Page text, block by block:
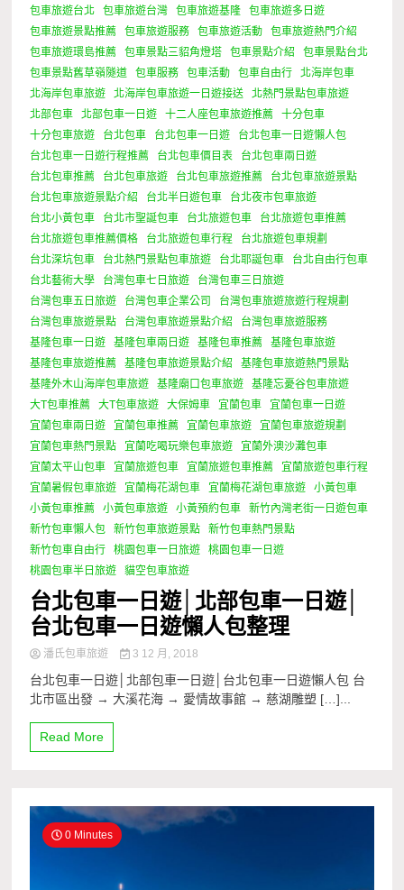
包車旅遊台北
包車旅遊台灣 包車旅遊基隆
包車旅遊多日遊
包車旅遊景點推薦
包車旅遊服務 包車旅遊活動
包車旅遊熱門介紹
包車旅遊環島推薦
包車景點三貂角燈塔 包車景點介紹
包車景點台北
包車景點舊草嶺隧道
包車服務 包車活動 包車自由行
北海岸包車
北海岸包車旅遊
北海岸包車旅遊一日遊接送
北熱門景點包車旅遊
北部包車
北部包車一日遊 十二人座包車旅遊推薦
十分包車
十分包車旅遊
台北包車 台北包車一日遊
台北包車一日遊懶人包
台北包車一日遊行程推薦
台北包車價目表
台北包車兩日遊
台北包車推薦
台北包車旅遊 台北包車旅遊推薦
台北包車旅遊景點
台北包車旅遊景點介紹
台北半日遊包車
台北夜市包車旅遊
台北小黃包車
台北市聖誕包車 台北旅遊包車
台北旅遊包車推薦
台北旅遊包車推薦價格
台北旅遊包車行程
台北旅遊包車規劃
台北深坑包車
台北熱門景點包車旅遊 台北耶誕包車
台北自由行包車
台北藝術大學
台灣包車七日旅遊
台灣包車三日旅遊
台灣包車五日旅遊
台灣包車企業公司
台灣包車旅遊旅遊行程規劃
台灣包車旅遊景點
台灣包車旅遊景點介紹
台灣包車旅遊服務
基隆包車一日遊
基隆包車兩日遊 基隆包車推薦
基隆包車旅遊
基隆包車旅遊推薦
基隆包車旅遊景點介紹
基隆包車旅遊熱門景點
基隆外木山海岸包車旅遊
基隆廟口包車旅遊
基隆忘憂谷包車旅遊
大T包車推薦
大T包車旅遊 大保姆車 宜蘭包車
宜蘭包車一日遊
宜蘭包車兩日遊
宜蘭包車推薦 宜蘭包車旅遊
宜蘭包車旅遊規劃
宜蘭包車熱門景點
宜蘭吃喝玩樂包車旅遊
宜蘭外澳沙灘包車
宜蘭太平山包車
宜蘭旅遊包車 宜蘭旅遊包車推薦
宜蘭旅遊包車行程
宜蘭暑假包車旅遊
宜蘭梅花湖包車 宜蘭梅花湖包車旅遊
小黃包車
小黃包車推薦
小黃包車旅遊 小黃預約包車
新竹內灣老街一日遊包車
新竹包車懶人包
新竹包車旅遊景點
新竹包車熱門景點
新竹包車自由行
桃園包車一日旅遊
桃園包車一日遊
桃園包車半日旅遊
貓空包車旅遊
台北包車一日遊│北部包車一日遊│
台北包車一日遊懶人包整理
潘氏包車旅遊 3 12 月, 2018
台北包車一日遊│北部包車一日遊│台北包車一日遊懶人包 台
北市區出發 → 大溪花海 → 愛情故事館 → 慈湖雕塑 […]...
Read More
0 Minutes